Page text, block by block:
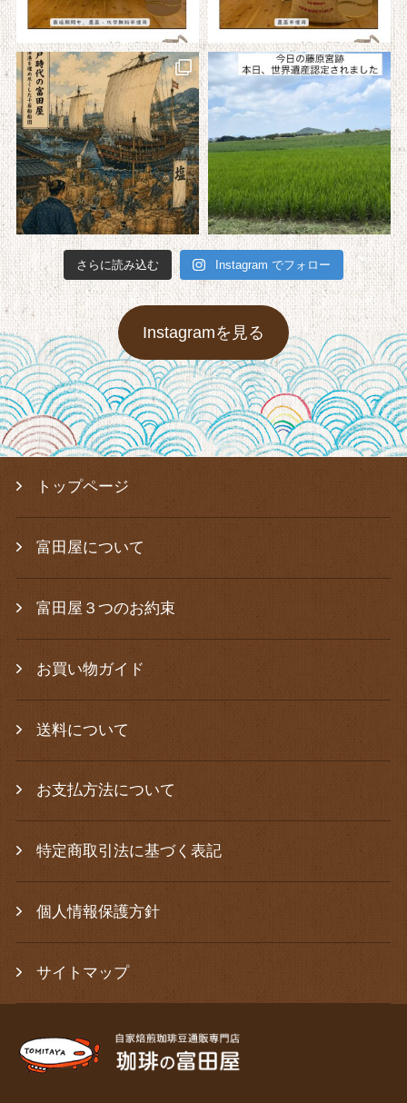
さらに読み込む Instagram でフォロー
Instagramを見る
トップページ
富田屋について
富田屋３つのお約束
お買い物ガイド
送料について
お支払方法について
特定商取引法に基づく表記
個人情報保護方針
サイトマップ